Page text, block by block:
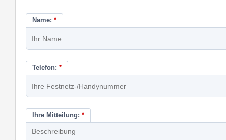
Name: *
Telefon: *
Ihre Mitteilung: *